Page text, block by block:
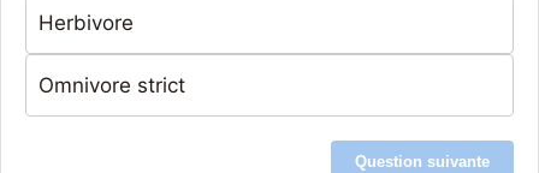
Herbivore
Omnivore strict
Question suivante